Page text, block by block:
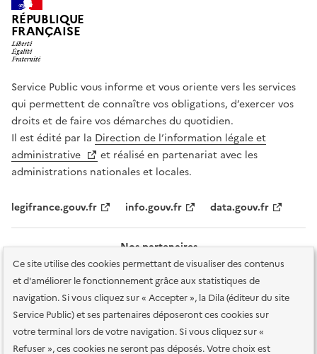
Ce site utilise des cookies permettant de visualiser des contenus
et d'améliorer le fonctionnement grâce aux statistiques de
navigation. Si vous cliquez sur « Accepter », la Dila (éditeur du site
Service Public) et ses partenaires déposeront ces cookies sur
votre terminal lors de votre navigation. Si vous cliquez sur «
Refuser », ces cookies ne seront pas déposés. Votre choix est
RÉPUBLIQUE
FRANÇAISE
Service Public vous informe et vous oriente vers les services
qui permettent de connaître vos obligations, d’exercer vos
droits et de faire vos démarches du quotidien.
Il est édité par la Direction de l’information légale et
administrative
et réalisé en partenariat avec les
administrations nationales et locales.
legifrance.gouv.fr info.gouv.fr data.gouv.fr
Nos partenaires
Plan du site Accessibilité : totalement conforme Accessibilité des